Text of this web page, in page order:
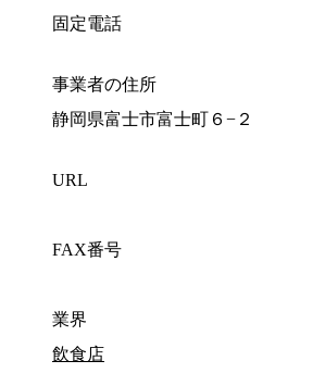
固定電話
事業者の住所
静岡県富士市富士町６−２
URL
FAX番号
業界
飲食店